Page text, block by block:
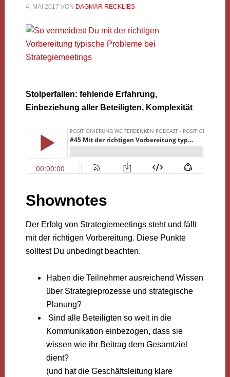
4. MAI 2017 VON DAGMAR RECKLIES
Stolperfallen: fehlende Erfahrung,
Einbeziehung aller Beteiligten, Komplexität
Shownotes
Der Erfolg von Strategiemeetings steht und fällt
mit der richtigen Vorbereitung. Diese Punkte
solltest Du unbedingt beachten.
Haben die Teilnehmer ausreichend Wissen
über Strategieprozesse und strategische
Planung?
Sind alle Beteiligten so weit in die
Kommunikation einbezogen, dass sie
wissen wie ihr Beitrag dem Gesamtziel
dient?
(und hat die Geschäftsleitung klare